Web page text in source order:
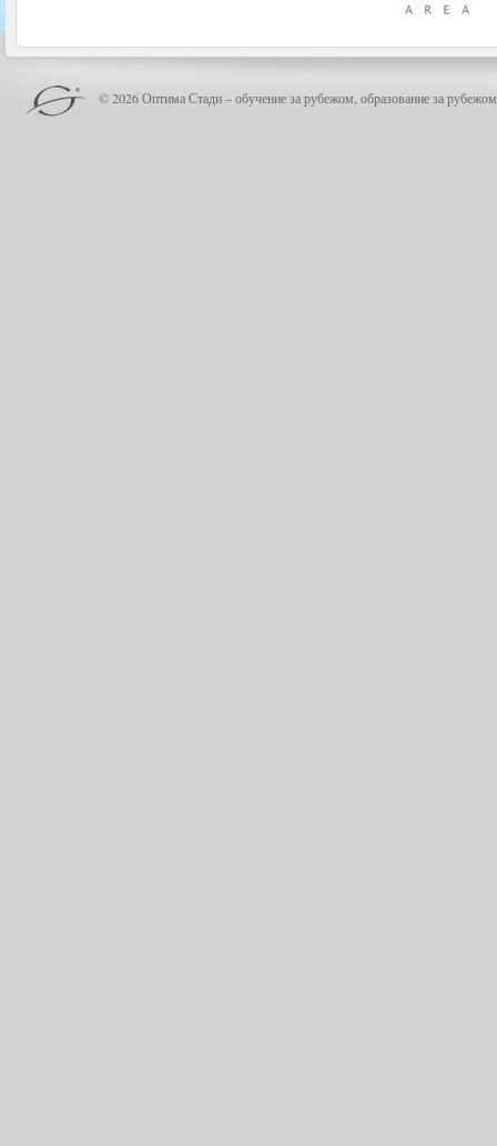
© 2026 Оптима Стади – обучение за рубежом, образование за